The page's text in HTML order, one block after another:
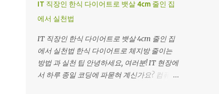
람들의 이야기를 통해 쉽게 시작할 수 있는 식
단과 운동 루틴 을 공유하려 합니다. 함께 읽다
보면 “아, 나도 할 수 있겠어!” 하는 자신감이
생길 거예요. 그럼, 지금부터 활력을 되찾는 여
정을 시작해볼까요? 여러분의 건강 데이터가
점점 좋아지는 모습을 기대합니다! 🎉 목차 1.
IT 직장인 한식 다이어트로 뱃살 4cm 줄인 집
에서 실천법
IT 직장인 한식 다이어트로 뱃살 4cm 줄인 집
에서 실천법 한식 다이어트로 체지방 줄이는
방법 과 실천 팁 안녕하세요, 여러분! IT 현장에
서 하루 종일 코딩에 파묻혀 계신가요? 컴퓨터